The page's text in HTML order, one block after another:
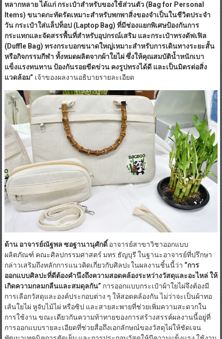
หลากหลาย ได้แก่ กระเป๋าสำหรับของใช้ส่วนตัว (Bag for Personal
Items) ขนาดกะทัดรัดเหมาะสำหรับพกพาสิ่งของจำเป็นในชีวิตประจำ
วัน กระเป๋าใส่แล็ปท็อป (Laptop Bag) ที่มีช่องแยกพิเศษป้องกันการ
กระแทกและจัดสรรพื้นที่สำหรับอุปกรณ์เสริม และกระเป๋าทรงดัฟเฟิล
(Duffle Bag) ทรงกระบอกขนาดใหญ่เหมาะสำหรับการเดินทางระยะสั้น
หรือกิจกรรมกีฬา ทั้งหมดผลิตจากผ้าใยไผ่ ซึ่งให้คุณสมบัติน้ำหนักเบา
แข็งแรงทนทาน ป้องกันรอยขีดข่วน คงรูปทรงได้ดี และเป็นมิตรต่อสิ่ง
แวดล้อม” เจ้าของผลงานอธิบายรายละเอียด
ด้าน อาจารย์ณัฐพล ซอฐานานุศักดิ์อาจารย์สาขาวิชาออกแบบ
ผลิตภัณฑ์ คณะศิลปกรรมศาสตร์ มทร.ธัญบุรี ในฐานะอาจารย์ที่ปรึกษา
กล่าวเสริมถึงหลักการแนวคิดเกี่ยวกับศิลปะในผลงานชิ้นนี้ว่า “การ
ออกแบบศิลปะที่ดีต้องคำนึงถึงความสอดคล้องระหว่างวัสดุและอะไหล่ ให้
เกิดความกลมกลืนและสมดุลกัน” การออกแบบกระเป๋าผ้าใยไผ่จึงต้องมี
การเลือกวัสดุและองค์ประกอบต่าง ๆ ให้สอดคล้องกัน ไม่ว่าจะเป็นผ้าทอ
เส้นใยไผ่ หูจับไม้ไผ่ หรือซิป และสายสะพายที่ช่วยเพิ่มความสะดวกใน
การใช้งาน ขณะเดียวกันความท้าทายของการสร้างสรรค์ผลงานนี้อยู่ที่
การออกแบบรายละเอียดที่ช่วยสื่อถึงเอกลักษณ์ของวัสดุไผ่ให้ชัดเจน